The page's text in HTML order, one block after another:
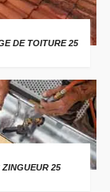
DE TOITURE 25
ZINGUEUR 25